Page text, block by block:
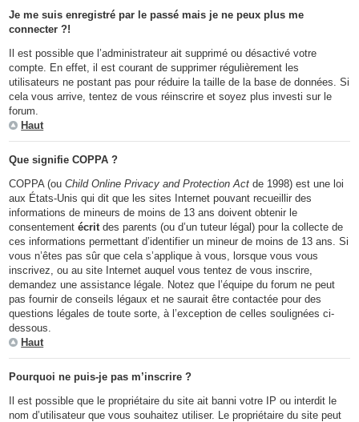
Je me suis enregistré par le passé mais je ne peux plus me
connecter ?!
Il est possible que l’administrateur ait supprimé ou désactivé votre
compte. En effet, il est courant de supprimer régulièrement les
utilisateurs ne postant pas pour réduire la taille de la base de données. Si
cela vous arrive, tentez de vous réinscrire et soyez plus investi sur le
forum.
Haut
Que signifie COPPA ?
COPPA (ouChild Online Privacy and Protection Act de 1998) est une loi
aux États-Unis qui dit que les sites Internet pouvant recueillir des
informations de mineurs de moins de 13 ans doivent obtenir le
consentementécrit des parents (ou d’un tuteur légal) pour la collecte de
ces informations permettant d’identifier un mineur de moins de 13 ans. Si
vous n’êtes pas sûr que cela s’applique à vous, lorsque vous vous
inscrivez, ou au site Internet auquel vous tentez de vous inscrire,
demandez une assistance légale. Notez que l’équipe du forum ne peut
pas fournir de conseils légaux et ne saurait être contactée pour des
questions légales de toute sorte, à l’exception de celles soulignées ci-
dessous.
Haut
Pourquoi ne puis-je pas m’inscrire ?
Il est possible que le propriétaire du site ait banni votre IP ou interdit le
nom d’utilisateur que vous souhaitez utiliser. Le propriétaire du site peut